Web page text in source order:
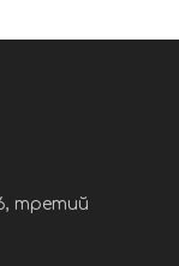
третий